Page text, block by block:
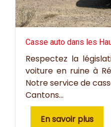
Casse auto dans les
Respectez la
voiture en ruine à
Notre service de
Cantons...
En savoir plus